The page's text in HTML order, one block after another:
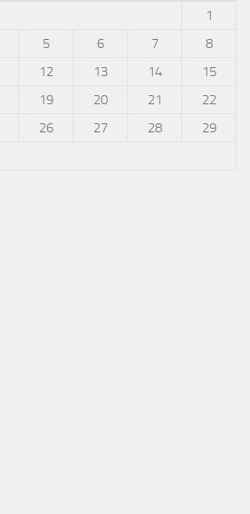
1
5 6 7
8
12 13 14
15
19 20 21
22
26 27 28
29